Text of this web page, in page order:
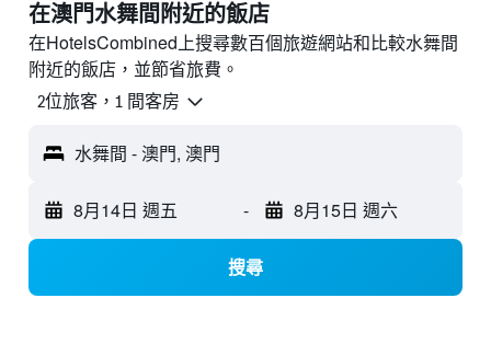
​在澳門水舞間附近​的飯店
在HotelsCombined上搜尋數百個旅遊網站和比較水舞間
附近的飯店，並節省旅費。
2位旅客，1 間客房
水舞間 - 澳門, 澳門
8月14日 週五 - 8月15日 週六
搜尋